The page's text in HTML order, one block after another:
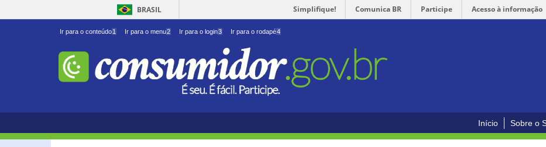
BRASIL Simplifique! Comunica BR Participe Acesso à informação
Ir para o conteúdo1 Ir para o menu2 Ir para o login3 Ir para o rodapé4
Início Sobre o